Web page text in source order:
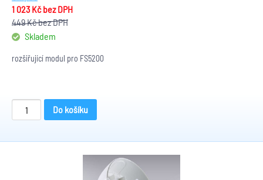
1 023 Kčbez DPH
449 Kčbez DPH
Skladem
rozšiřující modul pro FS5200
Do košíku